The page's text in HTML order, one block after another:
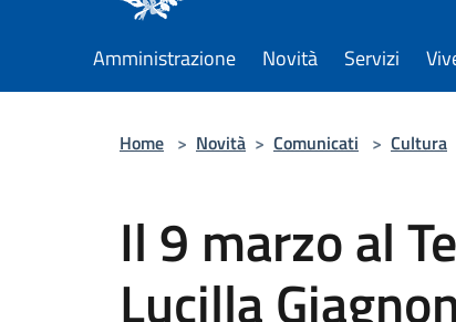
Amministrazione Novità Servizi
Home > Novità > Comunicati > Cultura
Il 9 marzo al
Lucilla